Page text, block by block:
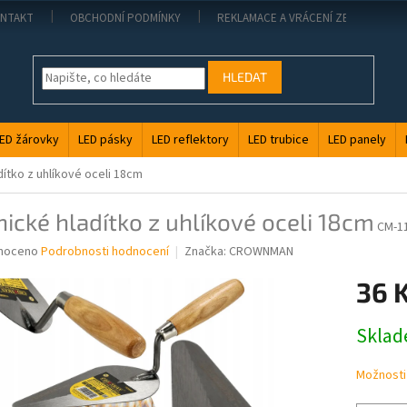
OBCHODNÍ PODMÍNKY REKLAMACE A VRÁCENÍ ZBOŽÍ
HLEDAT
žárovky LED pásky LED reflektory LED trubice LED panely
z uhlíkové oceli 18cm
hladítko z uhlíkové oceli 18cm CM-
Podrobnosti hodnocení Značka: CROWNMAN
36
cena: